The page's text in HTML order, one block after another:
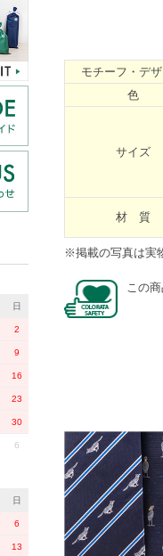
日
2
9
16
23
30
6
日
6
13
モチーフ・デ
色
サイズ
材 質
※掲載の写真は実
この